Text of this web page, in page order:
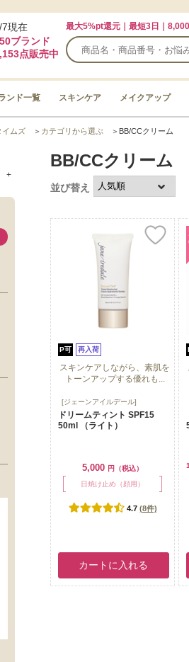
7現在
ブランド
点販売中
最大5%pt還元｜最短3日｜
ンド一覧 スキンケア メイクアップ
イムズ ＞ カテゴリから選ぶ ＞ BB/CCクリーム
+
BB/CCクリーム
並び替え
P可 再入荷
スキンケアしながら、素肌を
トーンアップする優れも...
スキンケアしながら、素肌を
トーンアップする優れも...
[ジェーンアイルデール]
ドリームティント SPF15
50ml （ライト）
5,000 円（税込）
日焼け止め（顔用）
4.7 (8件)
カートに入れる